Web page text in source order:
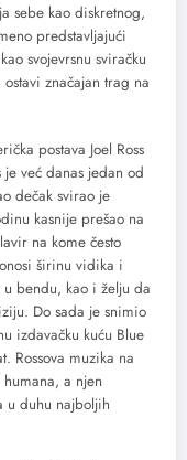
sebe kao diskretnog,
predstavljajući
svojevrsnu sviračku
značajan trag na
postava Joel Ross
već danas jedan od
dečak svirao je
kasnije prešao na
na kome često
širinu vidika i
u bendu, kao i želju da
Do sada je snimio
izdavačku kuću Blue
Rossova muzika na
a njen
u duhu najboljih